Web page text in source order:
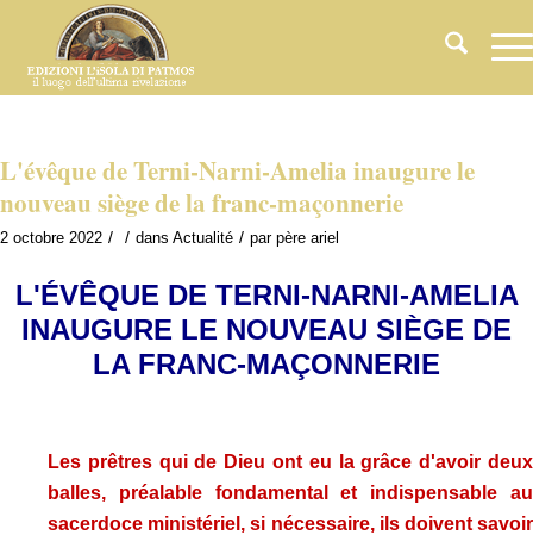
L'évêque de Terni-Narni-Amelia inaugure le
nouveau siège de la franc-maçonnerie
2 octobre 2022 / / dans Actualité / par père ariel
L'ÉVÊQUE DE TERNI-NARNI-AMELIA
INAUGURE LE NOUVEAU SIÈGE DE
LA FRANC-MAÇONNERIE
Les prêtres qui de Dieu ont eu la grâce d'avoir deux
balles, préalable fondamental et indispensable au
sacerdoce ministériel, si nécessaire, ils doivent savoir